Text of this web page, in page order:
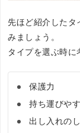
先ほど紹介したタ
みましょう。
タイプを選ぶ時に
保護力
持ち運びや
出し入れの